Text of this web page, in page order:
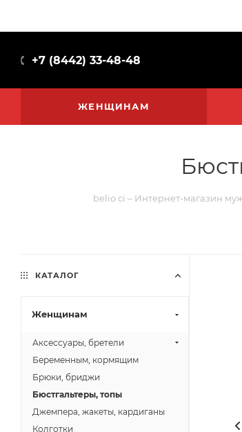
+7 (8442) 33-48-48
ЖЕНЩИНАМ
belio ci – Интернет-магазин
КАТАЛОГ
Женщинам
Аксессуары, бретели
Беременным, кормящим
Брюки, бриджи
Бюстгальтеры, топы
Джемпера, жакеты, кардиганы
Колготки